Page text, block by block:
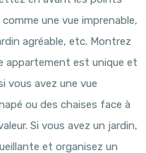
une vue imprenable,
agréable, etc. Montrez
appartement est unique et
vous avez une vue
ou des chaises face à
Si vous avez un jardin,
et organisez un